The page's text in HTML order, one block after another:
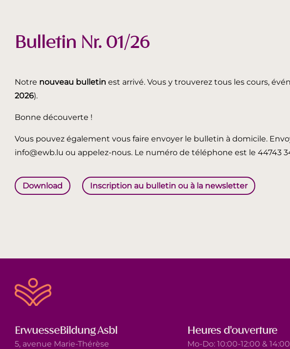
Bulletin Nr. 01/26
Notre nouveau bulletin est arrivé. Vous y trouverez tous les cours,
2026).
Bonne découverte !
Vous pouvez également vous faire envoyer le bulletin à domicile.
info@ewb.lu ou appelez-nous. Le numéro de téléphone est le 44743
Download Inscription au bulletin ou à la newsletter
ErwuesseBildung Asbl
5, avenue Marie-Thérèse
Heures d'ouverture
Mo-Do: 10:00-12:00 &